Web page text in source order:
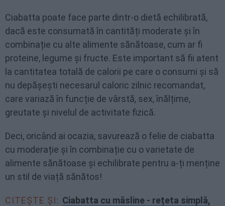
Ciabatta poate face parte dintr-o dietă echilibrată,
dacă este consumată în cantități moderate și în
combinație cu alte alimente sănătoase, cum ar fi
proteine, legume și fructe. Este important să fii atent
la cantitatea totală de calorii pe care o consumi și să
nu depășești necesarul caloric zilnic recomandat,
care variază în funcție de vârstă, sex, înălțime,
greutate și nivelul de activitate fizică.
Deci, oricând ai ocazia, savurează o felie de ciabatta
cu moderație și în combinație cu o varietate de
alimente sănătoase și echilibrate pentru a-ți menține
un stil de viață sănătos!
CITEȘTE ȘI: Ciabatta cu măsline - rețeta simplă,